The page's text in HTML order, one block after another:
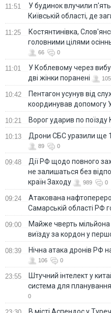
11:51
У будинок влучили
Київській області, де
11:25
Костянтинівка,
головними цілями
66 0
11:01
У Коблевому через
дві жінки поранені
105
10:42
Пентагон усунув від
координував допомогу
10:21 Ворог ударив по поїзду
10:13 Дрони СБС уразили ще
89 0
09:48
Дії РФ щодо повного
не залишаться без
країн Заходу
989 0
09:24
Атакована
Самарській області РФ
09:00
Майже чверть мільйона
виїзду за кордон у
08:39 Нічна атака дронів РФ
106 0
23:55
Штучний інтелект у
система для
0
В місті Аспендос у